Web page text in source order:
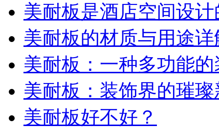
美耐板是酒店空间设
美耐板的材质与用途详
美耐板：一种多功能
美耐板：装饰界的璀璨
美耐板好不好？